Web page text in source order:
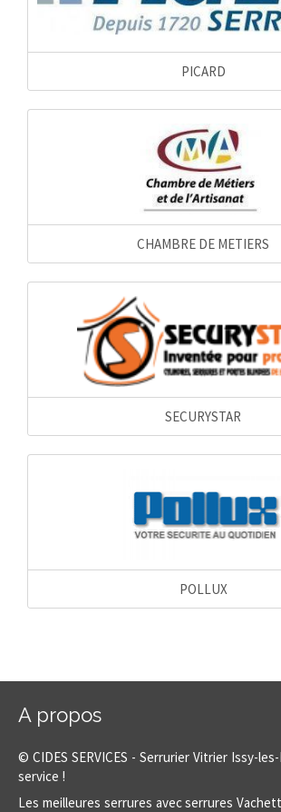
PICARD
CHAMBRE DE METIERS
SECURYSTAR
POLLUX
A propos
© CIDES SERVICES - Serrurier Vitrier Issy-
service !
Les meilleures serrures avec serrures